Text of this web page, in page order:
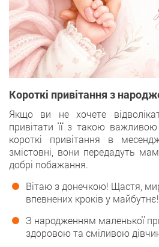
Короткі привітання з
Якщо ви не хочете
привітати її з такою
короткі привітання в
змістовні, вони передадуть
добрі побажання.
Вітаю з донечкою! Щастя,
впевнених кроків у майбутнє!
З народженням маленької
здоровою та сміливою